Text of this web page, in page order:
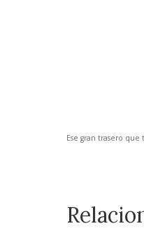
Ese gran trasero que